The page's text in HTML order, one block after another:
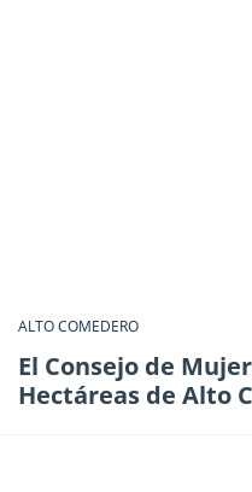
ALTO COMEDERO
El Consejo de
Hectáreas de Alto